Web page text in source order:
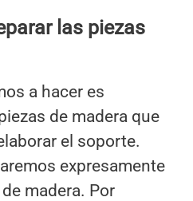
las piezas
a hacer es
de madera que
el soporte.
expresamente
madera. Por